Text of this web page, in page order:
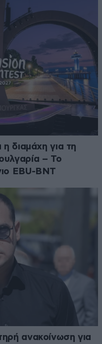
διαμάχη για τη
– Το
EBU-BNT
ανακοίνωση για